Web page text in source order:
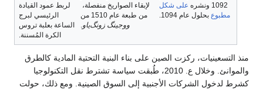
1092 ونشره
على شكل
مطبوع بحلول عام 1094.
لإبقاء الصواريخ منفصلة، ​​
من طبعة عام 1510 من
ووجينگ زونگ‌ياو.
لربط عمود القيادة
الرئيسي لبرج
الساعة بعلبة تروس
الكرة المُسننة.
منذ التسعينيات، ركزت الصين على بناء البنية التحتية المادية كالطرق
والموانئ. وخلال ع. 2010، طُبقت سياسة تشترط نقل التكنولوجيا
كشرط لدخول الشركات الأجنبية إلى السوق الصينية. ومع ذلك، حولت